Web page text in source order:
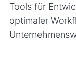
Tools für
optimaler